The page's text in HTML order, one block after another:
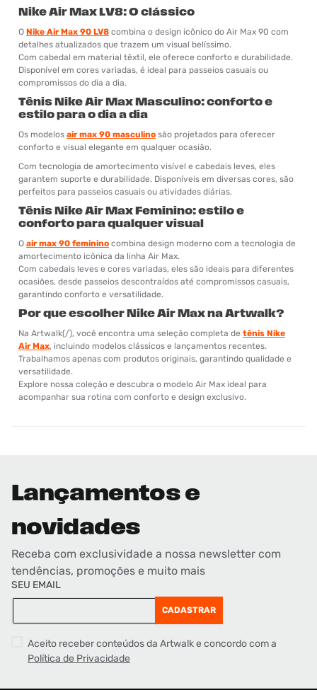
Nike Air Max LV8: O clássico
O Nike Air Max 90 LV8 combina o design icônico do Air Max 90 com
detalhes atualizados que trazem um visual belíssimo.
Com cabedal em material têxtil, ele oferece conforto e durabilidade.
Disponível em cores variadas, é ideal para passeios casuais ou
compromissos do dia a dia.
Tênis Nike Air Max Masculino: conforto e
estilo para o dia a dia
Os modelos air max 90 masculino são projetados para oferecer
conforto e visual elegante em qualquer ocasião.
Com tecnologia de amortecimento visível e cabedais leves, eles
garantem suporte e durabilidade. Disponíveis em diversas cores, são
perfeitos para passeios casuais ou atividades diárias.
Tênis Nike Air Max Feminino: estilo e
conforto para qualquer visual
O air max 90 feminino combina design moderno com a tecnologia de
amortecimento icônica da linha Air Max.
Com cabedais leves e cores variadas, eles são ideais para diferentes
ocasiões, desde passeios descontraídos até compromissos casuais,
garantindo conforto e versatilidade.
Por que escolher Nike Air Max na Artwalk?
Na Artwalk(/), você encontra uma seleção completa de tênis Nike
Air Max, incluindo modelos clássicos e lançamentos recentes.
Trabalhamos apenas com produtos originais, garantindo qualidade e
versatilidade.
Explore nossa coleção e descubra o modelo Air Max ideal para
acompanhar sua rotina com conforto e design exclusivo.
Lançamentos e
novidades
Receba com exclusividade a nossa newsletter com
tendências, promoções e muito mais
SEU EMAIL
CADASTRAR
Aceito receber conteúdos da Artwalk e concordo com a
Política de Privacidade